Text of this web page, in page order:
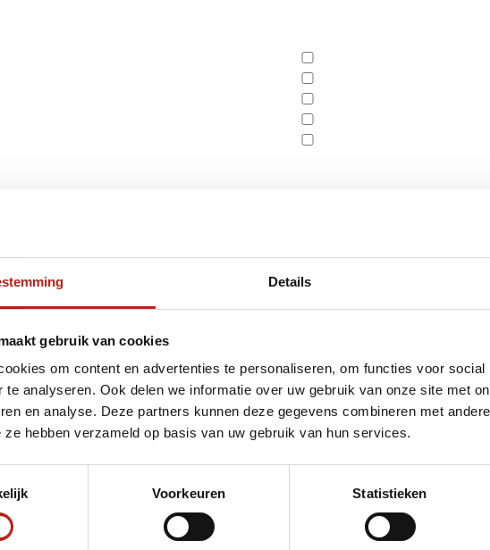
Details
gebruik van cookies
om content en advertenties te personaliseren, om functies voor
te analyseren. Ook delen we informatie over uw gebruik van onze site met
en analyse. Deze partners kunnen deze gegevens combineren met
ze hebben verzameld op basis van uw gebruik van hun services.
Voorkeuren Statistieken
met bjj t-shirt
v.a €75 Eenvoudig ruilen of retour